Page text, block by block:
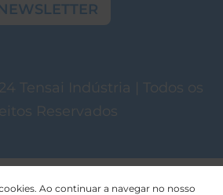
Tensai Indústria | Todos os
Reservados
Ao continuar a navegar no nosso